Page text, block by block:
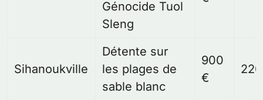
Génocide Tuol
Sleng
Sihanoukville
Détente sur
les plages de
sable blanc
900
€